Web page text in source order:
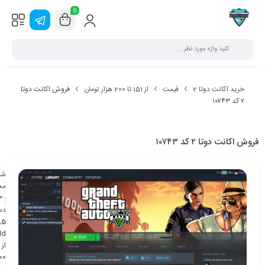
0
خرید اکانت دوتا 2 قیمت از 151 تا 200 هزار تومان
فروش اکانت دوتا
۲ کد ۱۰۷۴۳
فروش اکانت دوتا ۲ کد ۱۰۷۴۳
:
5
,